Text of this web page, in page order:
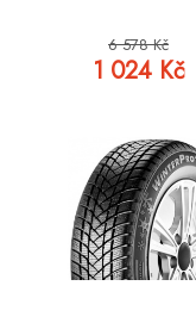
6 578 Kč
1 024 Kč